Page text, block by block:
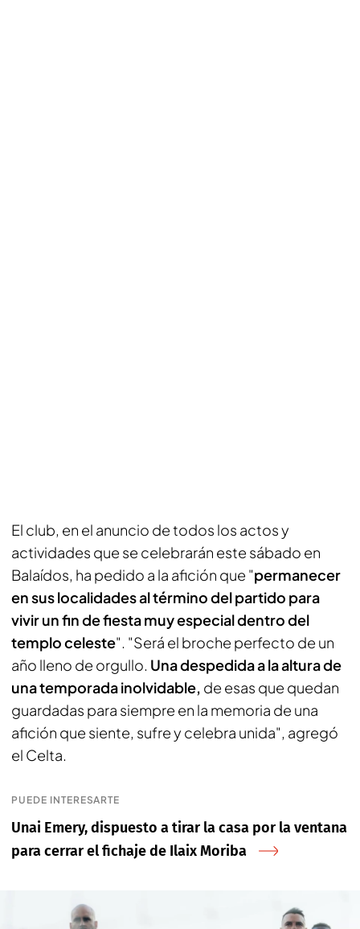
El club, en el anuncio de todos los actos y
actividades que se celebrarán este sábado en
Balaídos, ha pedido a la afición que "permanecer
en sus localidades al término del partido para
vivir un fin de fiesta muy especial dentro del
templo celeste". "Será el broche perfecto de un
año lleno de orgullo. Una despedida a la altura de
una temporada inolvidable, de esas que quedan
guardadas para siempre en la memoria de una
afición que siente, sufre y celebra unida", agregó
el Celta.
PUEDE INTERESARTE
Unai Emery, dispuesto a tirar la casa por la ventana
para cerrar el fichaje de Ilaix Moriba